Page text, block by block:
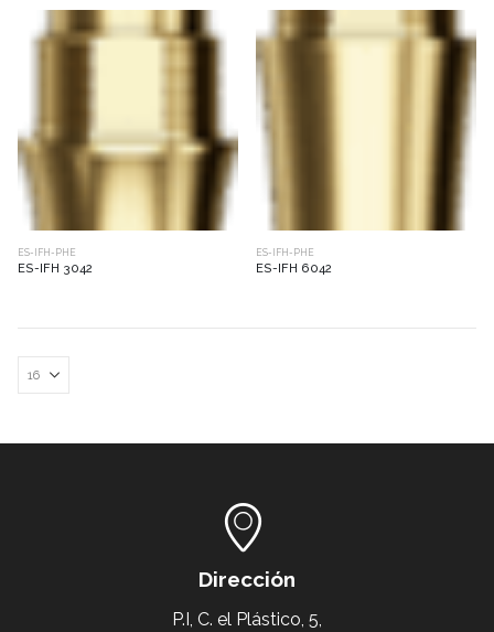
ES-IFH-PHE
ES-IFH 3042
ES-IFH-PHE
ES-IFH 6042
Dirección
P.I, C. el Plástico, 5,